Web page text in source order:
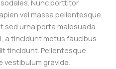
Nunc porttitor
vel massa pellentesque
sed urna porta malesuada.
a tincidunt metus faucibus
tincidunt. Pellentesque
gravida.